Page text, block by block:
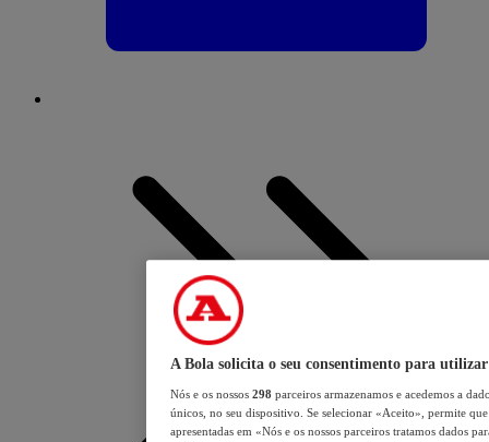
A Bola solicita o seu consentimento para utilizar
Nós e os nossos 298 parceiros armazenamos e acedemos a
únicos, no seu dispositivo. Se selecionar «Aceito», permite
apresentadas em «Nós e os nossos parceiros tratamos dados